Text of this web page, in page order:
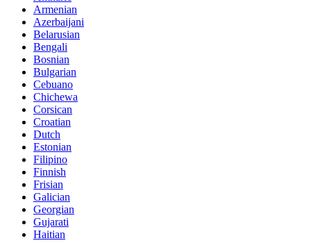
Armenian
Azerbaijani
Belarusian
Bengali
Bosnian
Bulgarian
Cebuano
Chichewa
Corsican
Croatian
Dutch
Estonian
Filipino
Finnish
Frisian
Galician
Georgian
Gujarati
Haitian